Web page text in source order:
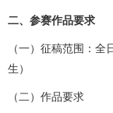
二、参赛作品要求
（一）征稿范围：
生）
（二）作品要求